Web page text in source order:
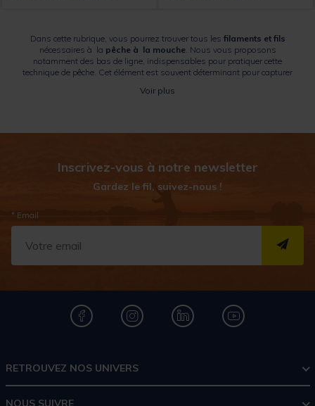
Dans cette rubrique, vous pourrez trouver tous les filaments et fils
nécessaires à la pêche à la mouche. Nous vous proposons
notamment des bas de ligne, indispensables pour pratiquer cette
technique de pêche. Cet élément est souvent déterminant pour capturer
être lisse, tissé ou composé de nÅ“uds. La Â« queue de rat Â», un
Voir plus
Inscrivez-vous à notre newsletter
Gardez le fil, suivez-nous !
* Email
RETROUVEZ NOS UNIVERS
NOUS SUIVRE